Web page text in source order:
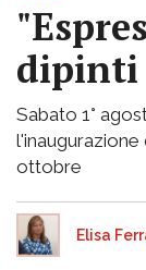
dipinti
Sabato 1°
l'inaugurazione
ottobre
Elisa